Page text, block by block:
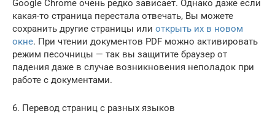
Google Chrome очень редко зависает. Однако даже если
какая-то страница перестала отвечать, Вы можете
сохранить другие страницы или открыть их в новом
окне. При чтении документов PDF можно активировать
режим песочницы — так вы защитите браузер от
падения даже в случае возникновения неполадок при
работе с документами.
6. Перевод страниц с разных языков